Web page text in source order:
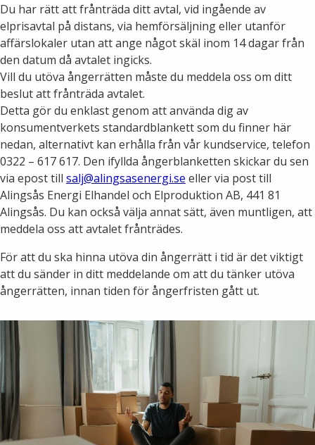
Faktura och betalning
Konsumenträttigheter
Energispartips
Mina Sidor
VA & Renhållning
Vanliga frågor
Badtemperaturer i Alingsås
Aktuella vattennivåer
Om Alingsås Energi
Leverantörer
Miljö och arbetsmiljö
Produktion
Nyheter
Energiflödet
Pressrum
Sponsring
Jobba hos oss
Årsredovisning
Visselblåsarfunktion
Du har rätt att frånträda ditt avtal, vid ingående av
elprisavtal på distans, via hemförsäljning eller utanför
affärslokaler utan att ange något skäl inom 14 dagar från
den datum då avtalet ingicks.
Vill du utöva ångerrätten måste du meddela oss om ditt
beslut att frånträda avtalet.
Detta gör du enklast genom att använda dig av
konsumentverkets standardblankett som du finner här
nedan, alternativt kan erhålla från vår kundservice, telefon
0322 – 617 617. Den ifyllda ångerblanketten skickar du sen
via epost till salj@alingsasenergi.se eller via post till
Alingsås Energi Elhandel och Elproduktion AB, 441 81
Alingsås. Du kan också välja annat sätt, även muntligen, att
meddela oss att avtalet frånträdes.
För att du ska hinna utöva din ångerrätt i tid är det viktigt
att du sänder in ditt meddelande om att du tänker utöva
ångerrätten, innan tiden för ångerfristen gått ut.